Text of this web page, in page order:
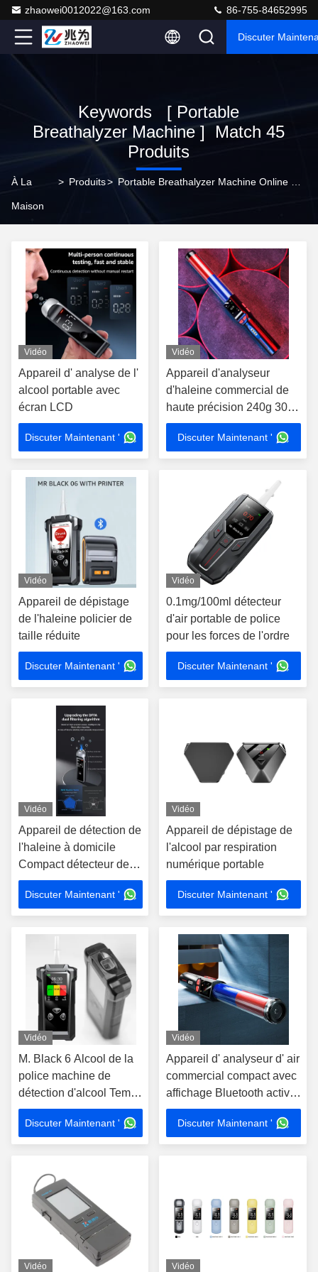
zhaowei0012022@163.com 86-755-84652995
Discuter
Keywords [ Portable
Breathalyzer Machine ] Match 45
Produits
À La
Maison
> Produits>
Vidéo
Appareil d' analyse de l'
alcool portable avec
écran LCD
Discuter Maintenant '
Vidéo
Appareil d'analyseur
d'haleine commercial de
haute précision 240g 3000
enregistrements de test
Discuter Maintenant '
Vidéo
Appareil de dépistage
de l'haleine policier de
taille réduite
Discuter Maintenant '
Vidéo
0.1mg/100ml détecteur
d'air portable de police
pour les forces de l'ordre
Discuter Maintenant '
Vidéo
Appareil de détection de
l'haleine à domicile
Compact détecteur de
l'haleine avec rappel
sonore de soufflage
Discuter Maintenant '
Vidéo
Appareil de dépistage de
l'alcool par respiration
numérique portable
Discuter Maintenant '
Vidéo
M. Black 6 Alcool de la
police machine de
détection d'alcool Temps
de réponse instantanée
Discuter Maintenant '
Vidéo
Appareil d' analyseur d' air
commercial compact avec
affichage Bluetooth activé
/ LCD
Discuter Maintenant '
Vidéo Vidéo